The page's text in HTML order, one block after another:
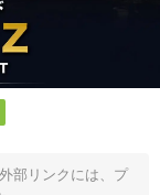
部リンクには、プ